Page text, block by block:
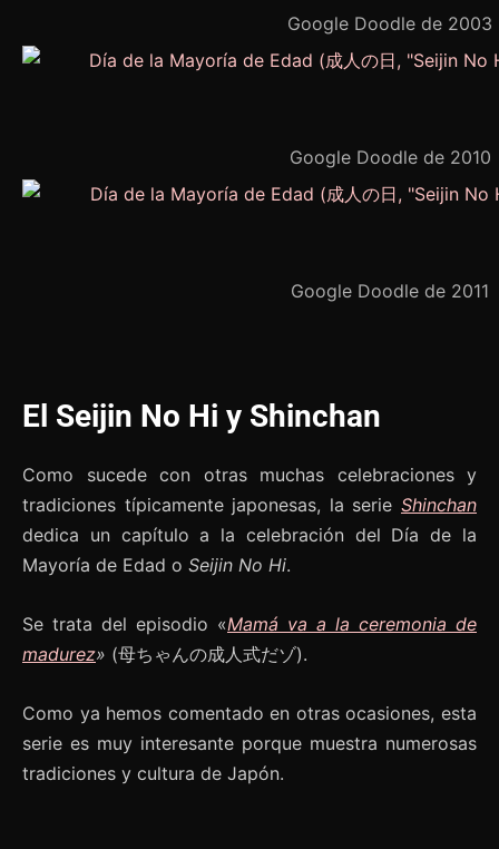
Google Doodle de 2003
Google Doodle de 2010
Google Doodle de 2011
El Seijin No Hi y Shinchan
Como sucede con otras muchas celebraciones y
tradiciones típicamente japonesas, la serie Shinchan
dedica un capítulo a la celebración del Día de la
Mayoría de Edad o Seijin No Hi.
Se trata del episodio «Mamá va a la ceremonia de
madurez» (母ちゃんの成人式だゾ).
Como ya hemos comentado en otras ocasiones, esta
serie es muy interesante porque muestra numerosas
tradiciones y cultura de Japón.